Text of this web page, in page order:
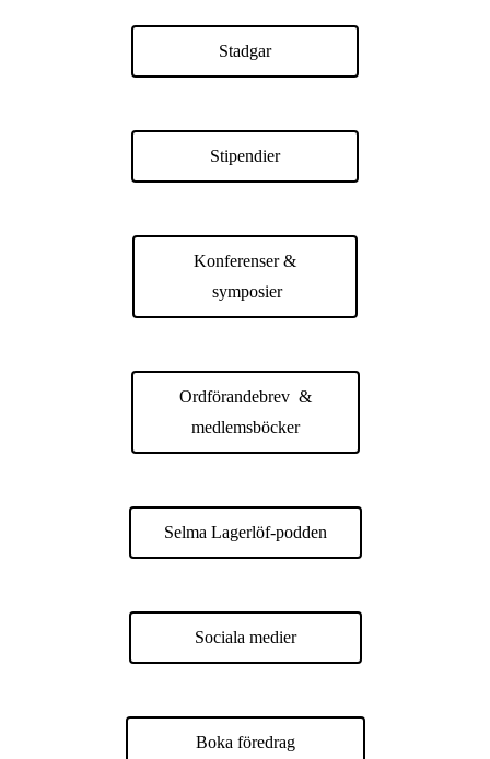
Stadgar
Stipendier
Konferenser &
symposier
Ordförandebrev &
medlemsböcker
Selma Lagerlöf-podden
Sociala medier
Boka föredrag